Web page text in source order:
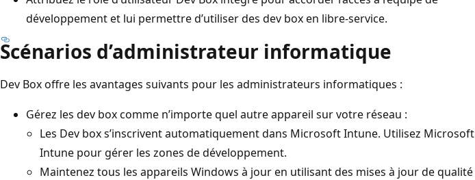
développement et lui permettre d’utiliser des dev box en libre-service.
Scénarios d’administrateur informatique
Dev Box offre les avantages suivants pour les administrateurs informatiques :
Gérez les dev box comme n’importe quel autre appareil sur votre réseau :
Les Dev box s’inscrivent automatiquement dans Microsoft Intune. Utilisez Microsoft
Intune pour gérer les zones de développement.
Maintenez tous les appareils Windows à jour en utilisant des mises à jour de qualité